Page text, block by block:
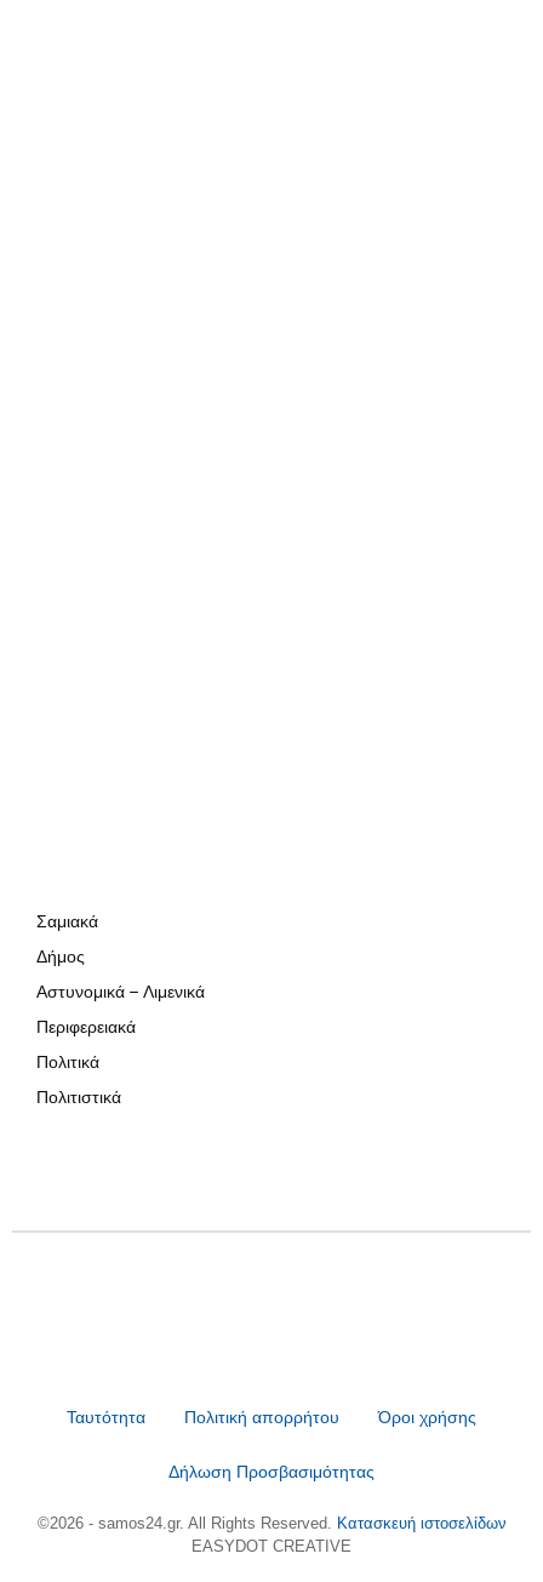
Σαμιακά
Δήμος
Αστυνομικά – Λιμενικά
Περιφερειακά
Πολιτικά
Πολιτιστικά
Ταυτότητα Πολιτική απορρήτου Όροι χρήσης
Δήλωση Προσβασιμότητας
©2026 - samos24.gr. All Rights Reserved. Κατασκευή ιστοσελίδων
EASYDOT CREATIVE